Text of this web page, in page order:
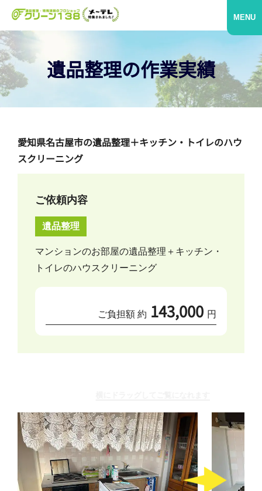
MENU
遺品整理の作業実績
愛知県名古屋市の遺品整理＋キッチン・トイレのハウ
スクリーニング
ご依頼内容
遺品整理
マンションのお部屋の遺品整理＋キッチン・
トイレのハウスクリーニング
ご負担額 約 143,000 円